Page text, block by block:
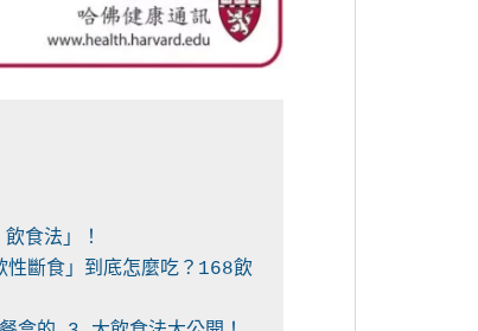
食法」！
斷食」到底怎麼吃？168飲